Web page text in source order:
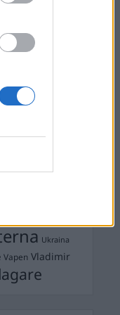
Ebba Busch
Mord
Ukraina
Vapen Vladimir